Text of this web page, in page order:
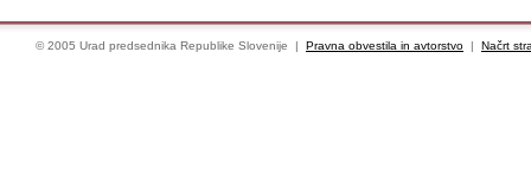
© 2005 Urad predsednika Republike Slovenije | Pravna obvestila in avtorstvo | Načrt